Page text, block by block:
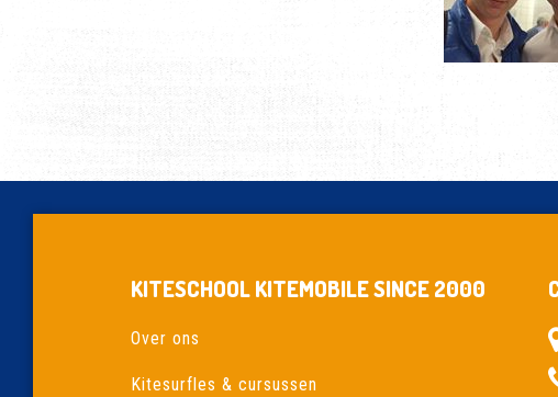
KITESCHOOL KITEMOBILE SINCE 2000
Over ons
Kitesurfles & cursussen